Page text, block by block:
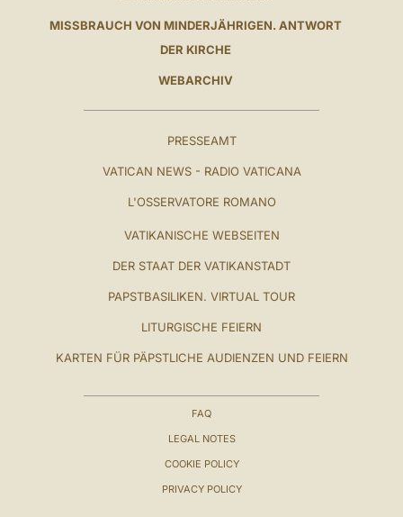
MISSBRAUCH VON MINDERJÄHRIGEN. ANTWORT
DER KIRCHE
WEBARCHIV
PRESSEAMT
VATICAN NEWS - RADIO VATICANA
L'OSSERVATORE ROMANO
VATIKANISCHE WEBSEITEN
DER STAAT DER VATIKANSTADT
PAPSTBASILIKEN. VIRTUAL TOUR
LITURGISCHE FEIERN
KARTEN FÜR PÄPSTLICHE AUDIENZEN UND FEIERN
FAQ
LEGAL NOTES
COOKIE POLICY
PRIVACY POLICY